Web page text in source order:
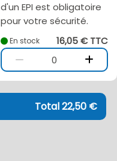
d'un EPI est obligatoire
pour votre sécurité.
En stock
16,05 € TTC
0
Total 22,50 €